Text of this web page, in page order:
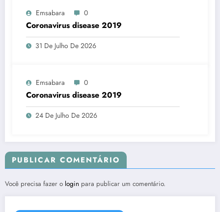
Emsabara 0
Coronavirus disease 2019
31 De Julho De 2026
Emsabara 0
Coronavirus disease 2019
24 De Julho De 2026
PUBLICAR COMENTÁRIO
Você precisa fazer o login para publicar um comentário.